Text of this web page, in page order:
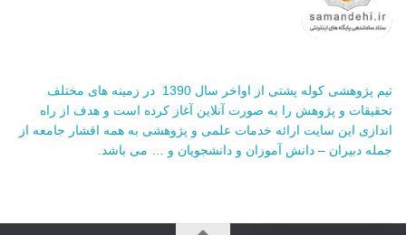
تیم پژوهشی کوله پشتی از اواخر سال 1390 در زمینه های مختلف
تحقیقات و پژوهش را به صورت آنلاین آغاز کرده است و هدف از راه
اندازی این سایت ارائه خدمات علمی و پژوهشی به همه اقشار جامعه از
جمله دبیران – دانش آموزان و دانشجویان و … می باشد.